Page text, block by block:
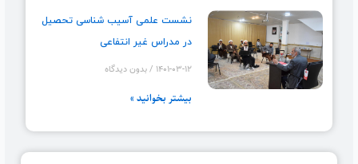
نشست علمی آسیب شناسی تحصیل
در مدراس غیر انتفاعی
۱۴۰۱-۰۳-۱۲ بدون دیدگاه
بیشتر بخوانید »